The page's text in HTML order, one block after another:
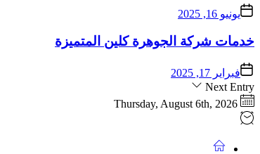
يونيو 16, 2025
خدمات شركة الجوهرة كلين المتميزة
فبراير 17, 2025
Next Entry
Thursday, August 6th, 2026